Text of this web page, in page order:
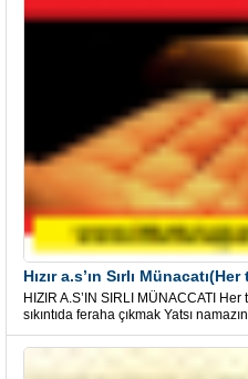
HIZIR A.S’IN SIRLI MÜNACCATI
sıkıntıda feraha çıkmak Yatsı